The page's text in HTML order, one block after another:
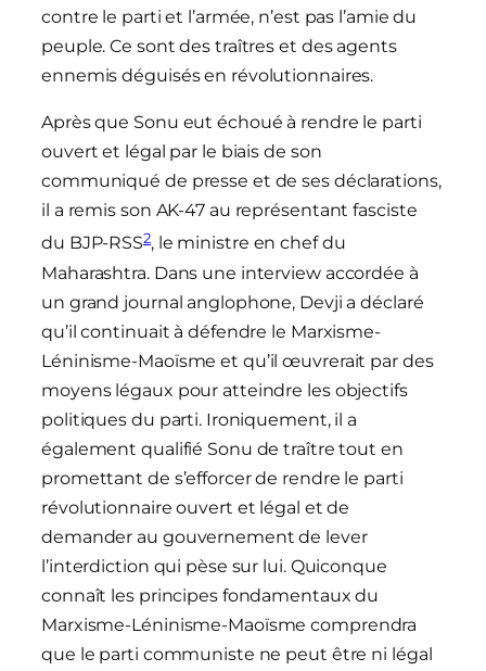
contre le parti et l’armée, n’est pas l’amie du
peuple. Ce sont des traîtres et des agents
ennemis déguisés en révolutionnaires.
Après que Sonu eut échoué à rendre le parti
ouvert et légal par le biais de son
communiqué de presse et de ses déclarations,
il a remis son AK-47 au représentant fasciste
du BJP-RSS2, le ministre en chef du
Maharashtra. Dans une interview accordée à
un grand journal anglophone, Devji a déclaré
qu’il continuait à défendre le Marxisme-
Léninisme-Maoïsme et qu’il œuvrerait par des
moyens légaux pour atteindre les objectifs
politiques du parti. Ironiquement, il a
également qualifié Sonu de traître tout en
promettant de s’efforcer de rendre le parti
révolutionnaire ouvert et légal et de
demander au gouvernement de lever
l’interdiction qui pèse sur lui. Quiconque
connaît les principes fondamentaux du
Marxisme-Léninisme-Maoïsme comprendra
que le parti communiste ne peut être ni légal